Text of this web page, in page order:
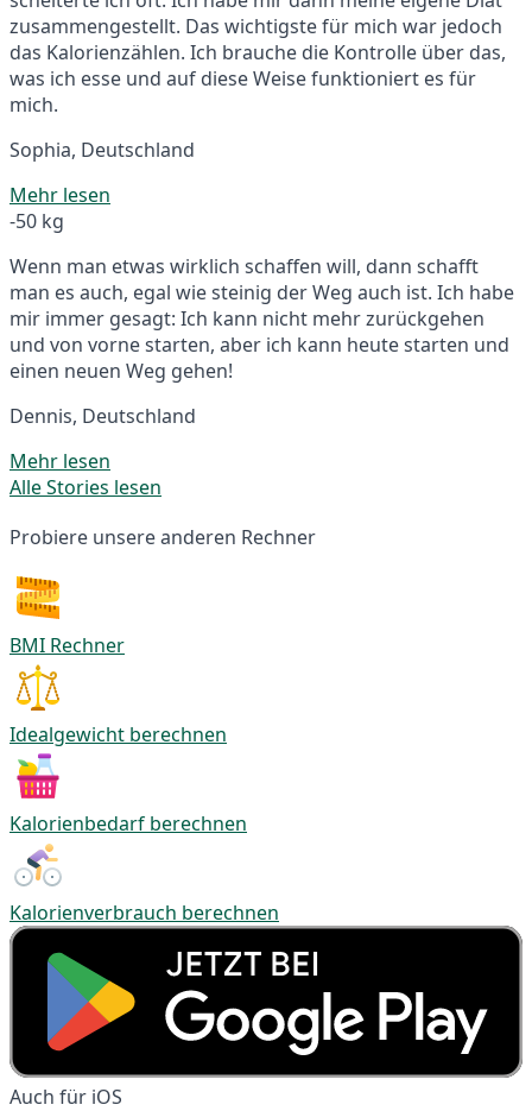
zusammengestellt. Das wichtigste für mich war jedoch
das Kalorienzählen. Ich brauche die Kontrolle über das,
was ich esse und auf diese Weise funktioniert es für
mich.
Sophia, Deutschland
Mehr lesen
-50 kg
Wenn man etwas wirklich schaffen will, dann schafft
man es auch, egal wie steinig der Weg auch ist. Ich habe
mir immer gesagt: Ich kann nicht mehr zurückgehen
und von vorne starten, aber ich kann heute starten und
einen neuen Weg gehen!
Dennis, Deutschland
Mehr lesen
Alle Stories lesen
Probiere unsere anderen Rechner
BMI Rechner
Idealgewicht berechnen
Kalorienbedarf berechnen
Kalorienverbrauch berechnen
Auch für iOS